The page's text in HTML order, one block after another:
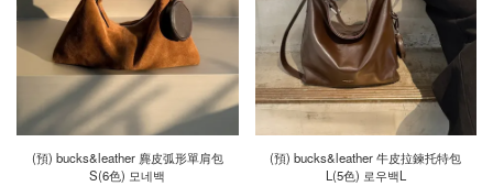
(預) bucks&leather 麂皮弧形單肩包
S(6色) 모네백
(預) bucks&leather 牛皮拉鍊托特包
L(5色) 로우백L